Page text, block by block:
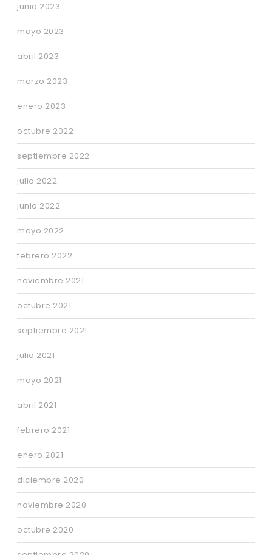
junio 2023
mayo 2023
abril 2023
marzo 2023
enero 2023
octubre 2022
septiembre 2022
julio 2022
junio 2022
mayo 2022
febrero 2022
noviembre 2021
octubre 2021
septiembre 2021
julio 2021
mayo 2021
abril 2021
febrero 2021
enero 2021
diciembre 2020
noviembre 2020
octubre 2020